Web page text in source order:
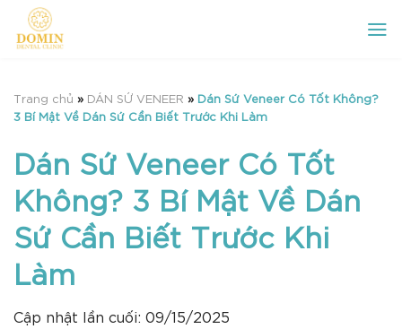
Chuyển
đến
Trang chủ » DÁN SỨ VENEER » Dán Sứ Veneer Có Tốt Không?
3 Bí Mật Về Dán Sứ Cần Biết Trước Khi Làm
Dán Sứ Veneer Có Tốt
Không? 3 Bí Mật Về Dán
Sứ Cần Biết Trước Khi
Làm
Cập nhật lần cuối: 09/15/2025